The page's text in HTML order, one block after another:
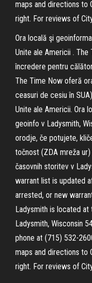
maps and directions to
right. For reviews of
Ora locală şi
Unite ale Americii .
încredere pentru
The Time Now oferă
ceasuri de cesiu în
Unite ale Americii. Ora
geoinfo v Ladysmith,
orodje, če potujete,
točnost (ZDA mreža
časovnih storitev v
warrant list is updated
arrested, or new
Ladysmith is located at
Ladysmith, Wisconsin
phone at (715) 532-
maps and directions to
right. For reviews of